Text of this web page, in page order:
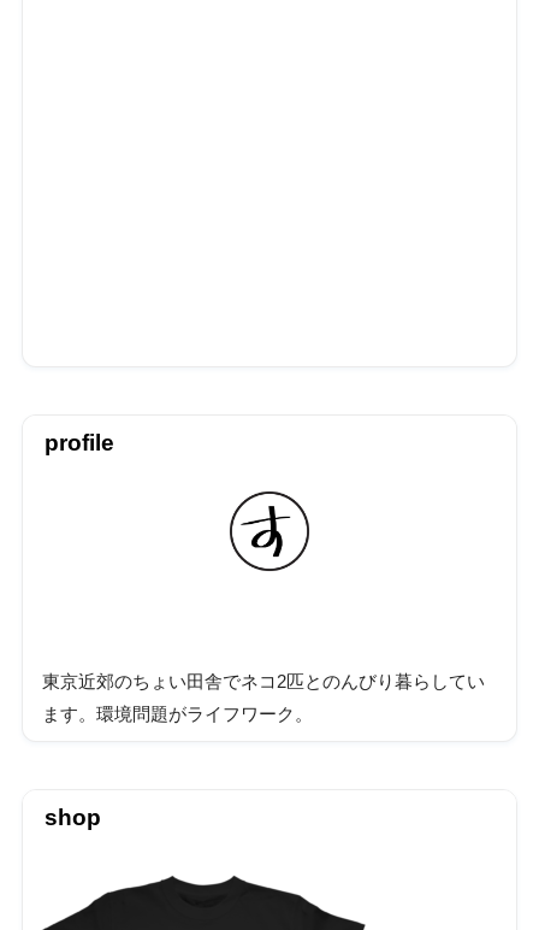
profile
東京近郊のちょい田舎でネコ2匹とのんびり暮らしてい
ます。環境問題がライフワーク。
shop